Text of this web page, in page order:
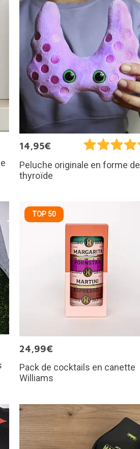
14,95€
Peluche originale en forme de
thyroïde
TOP 50
24,99€
Pack de cocktails en canette
Williams